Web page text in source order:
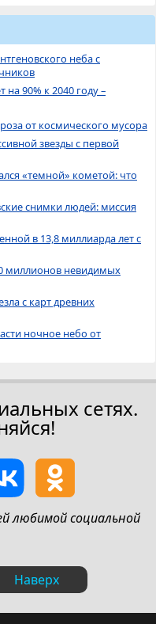
неба с
90% к 2040 году –
от космического мусора
звезды с первой
«темной» кометой: что
снимки людей: миссия
в 13,8 миллиарда лет с
миллионов невидимых
с карт древних
ночное небо от
сетях.
любимой социальной
Наверх